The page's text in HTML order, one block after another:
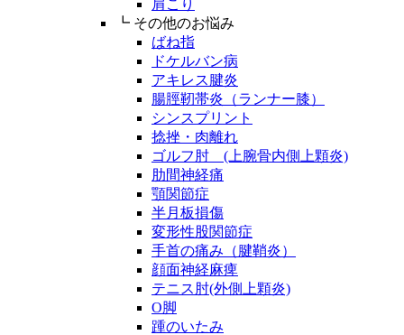
肩こり
┗ その他のお悩み
ばね指
ドケルバン病
アキレス腱炎
腸脛靭帯炎（ランナー膝）
シンスプリント
捻挫・肉離れ
ゴルフ肘 (上腕骨内側上顆炎)
肋間神経痛
顎関節症
半月板損傷
変形性股関節症
手首の痛み（腱鞘炎）
顔面神経麻痺
テニス肘(外側上顆炎)
O脚
踵のいたみ